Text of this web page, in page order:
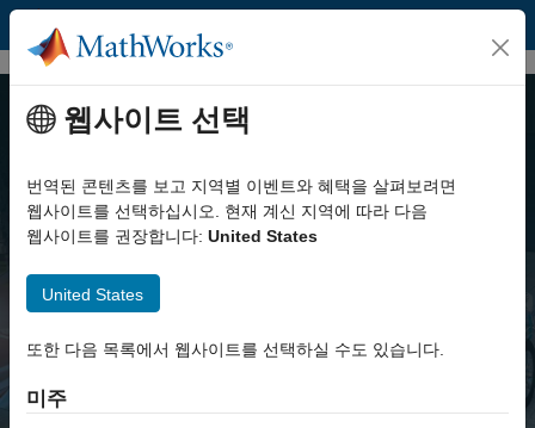
콘텐츠로 바로 가기
엔지니어드 시스템
엔지니어가 실제 혁신을 모델링하고 시뮬레이션하며 전달하는
웹사이트 선택
번역된 콘텐츠를 보고 지역별 이벤트와 혜택을 살펴보려면
웹사이트를 선택하십시오. 현재 계신 지역에 따라 다음
웹사이트를 권장합니다: United States
United States
또한 다음 목록에서 웹사이트를 선택하실 수도 있습니다.
미주